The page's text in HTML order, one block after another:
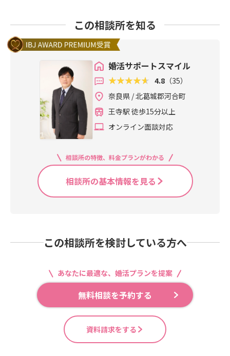
この相談所を知る
婚活サポートスマイル
4.8 （35）
奈良県 / 北葛城郡河合町
王寺駅 徒歩15分以上
オンライン面談対応
相談所の特徴、料金プランがわかる
相談所の基本情報を見る
この相談所を検討している方へ
あなたに最適な、婚活プランを提案
無料相談を予約する
資料請求をする